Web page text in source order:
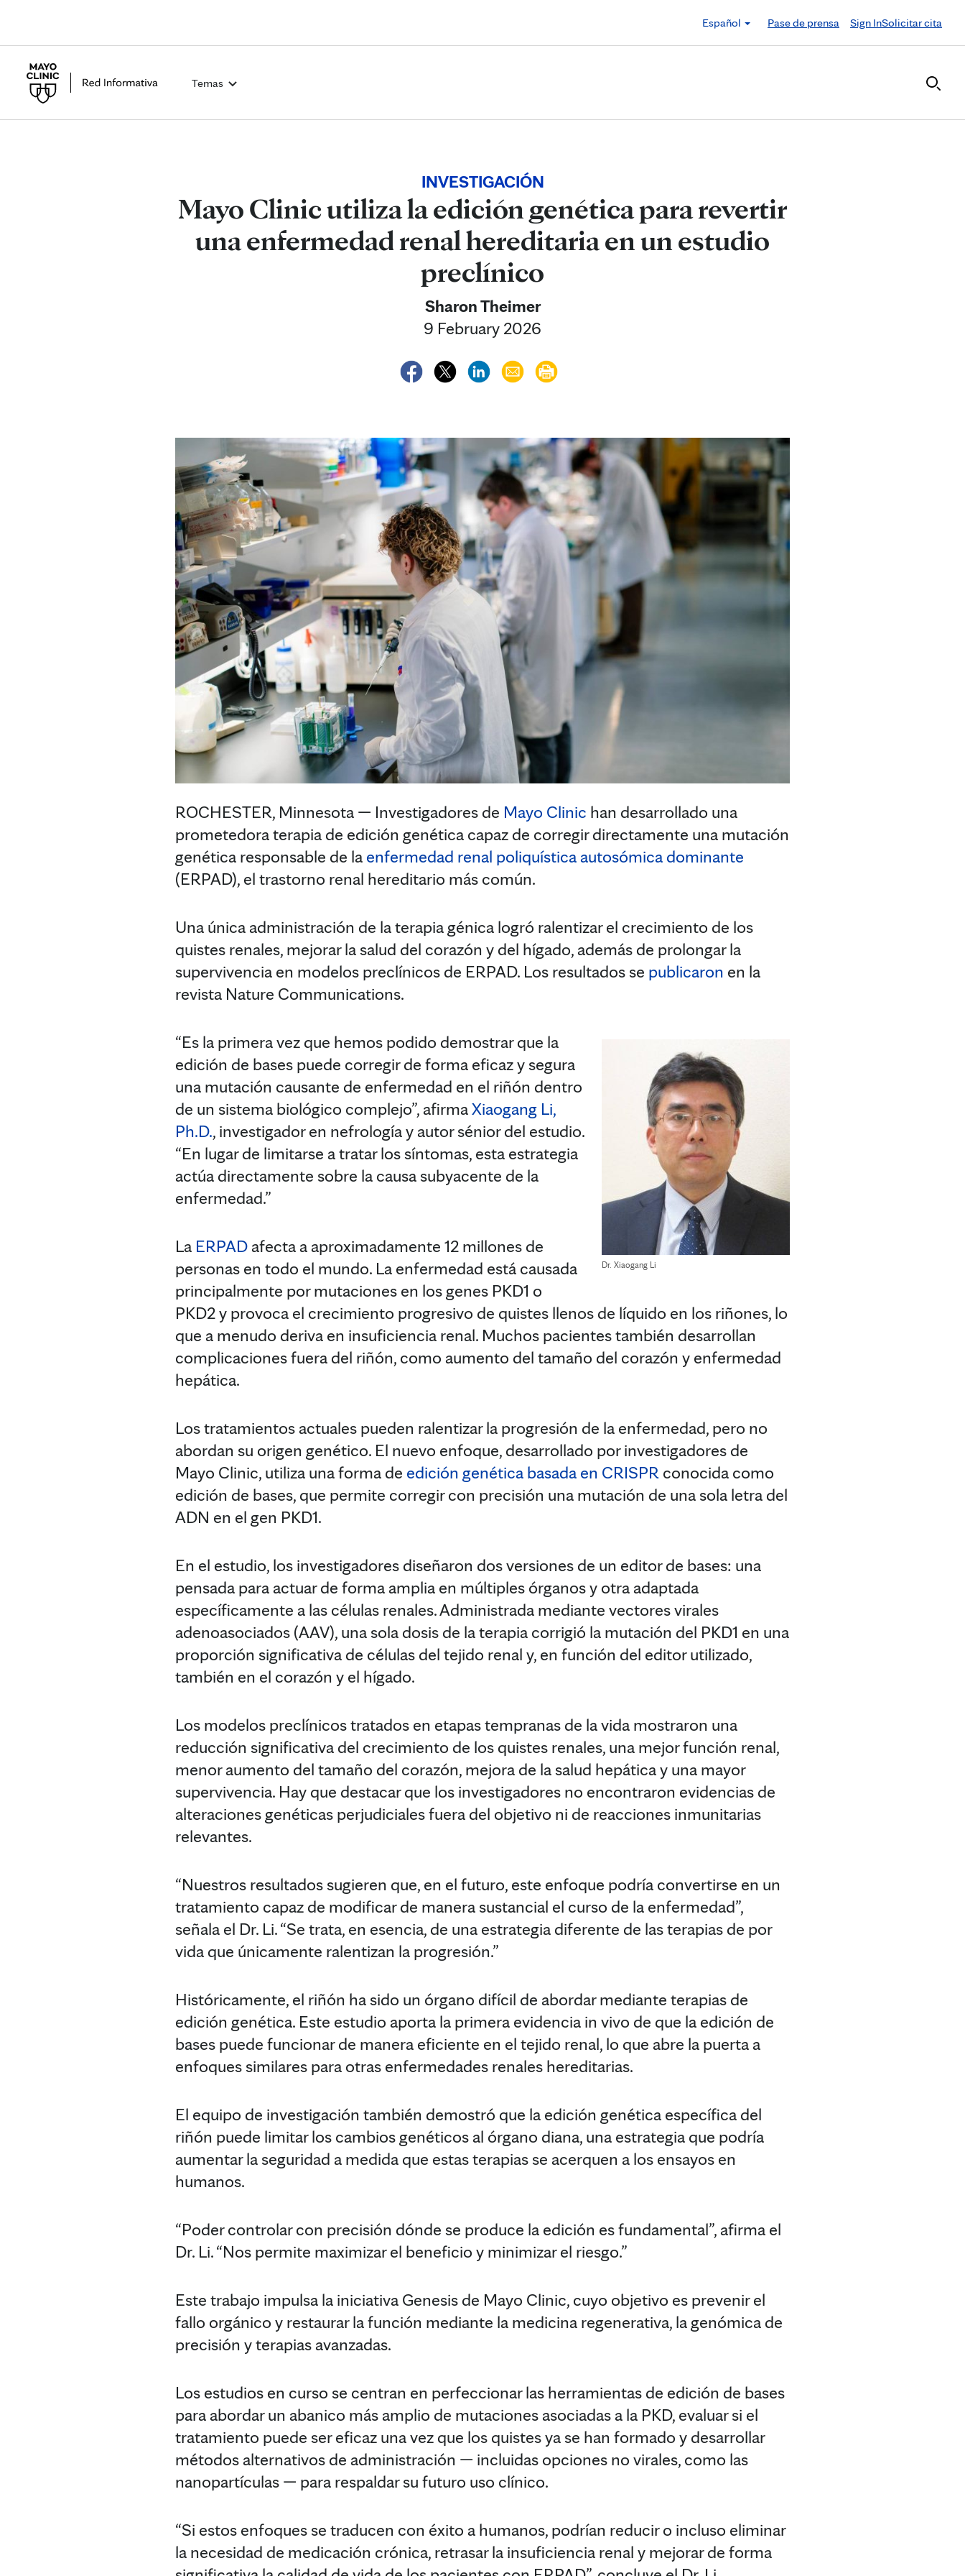
Español
Pase de prensa Sign InSolicitar cita
Temas
INVESTIGACIÓN
Mayo Clinic utiliza la edición genética para revertir
una enfermedad renal hereditaria en un estudio
preclínico
Sharon Theimer
9 February 2026
ROCHESTER, Minnesota — Investigadores de Mayo Clinic han desarrollado una
prometedora terapia de edición genética capaz de corregir directamente una mutación
genética responsable de la enfermedad renal poliquística autosómica dominante
(ERPAD), el trastorno renal hereditario más común.
Una única administración de la terapia génica logró ralentizar el crecimiento de los
quistes renales, mejorar la salud del corazón y del hígado, además de prolongar la
supervivencia en modelos preclínicos de ERPAD. Los resultados se publicaron en la
revista Nature Communications.
Dr. Xiaogang Li
“Es la primera vez que hemos podido demostrar que la
edición de bases puede corregir de forma eficaz y segura
una mutación causante de enfermedad en el riñón dentro
de un sistema biológico complejo”, afirmaXiaogang Li,
Ph.D., investigador en nefrología y autor sénior del estudio.
“En lugar de limitarse a tratar los síntomas, esta estrategia
actúa directamente sobre la causa subyacente de la
enfermedad.”
La ERPAD afecta a aproximadamente 12 millones de
personas en todo el mundo. La enfermedad está causada
principalmente por mutaciones en los genes PKD1 o
PKD2 y provoca el crecimiento progresivo de quistes llenos de líquido en los riñones, lo
que a menudo deriva en insuficiencia renal. Muchos pacientes también desarrollan
complicaciones fuera del riñón, como aumento del tamaño del corazón y enfermedad
hepática.
Los tratamientos actuales pueden ralentizar la progresión de la enfermedad, pero no
abordan su origen genético. El nuevo enfoque, desarrollado por investigadores de
Mayo Clinic, utiliza una forma de edición genética basada en CRISPR conocida como
edición de bases, que permite corregir con precisión una mutación de una sola letra del
ADN en el gen PKD1.
En el estudio, los investigadores diseñaron dos versiones de un editor de bases: una
pensada para actuar de forma amplia en múltiples órganos y otra adaptada
específicamente a las células renales. Administrada mediante vectores virales
adenoasociados (AAV), una sola dosis de la terapia corrigió la mutación del PKD1 en una
proporción significativa de células del tejido renal y, en función del editor utilizado,
también en el corazón y el hígado.
Los modelos preclínicos tratados en etapas tempranas de la vida mostraron una
reducción significativa del crecimiento de los quistes renales, una mejor función renal,
menor aumento del tamaño del corazón, mejora de la salud hepática y una mayor
supervivencia. Hay que destacar que los investigadores no encontraron evidencias de
alteraciones genéticas perjudiciales fuera del objetivo ni de reacciones inmunitarias
relevantes.
“Nuestros resultados sugieren que, en el futuro, este enfoque podría convertirse en un
tratamiento capaz de modificar de manera sustancial el curso de la enfermedad”,
señala el Dr. Li. “Se trata, en esencia, de una estrategia diferente de las terapias de por
vida que únicamente ralentizan la progresión.”
Históricamente, el riñón ha sido un órgano difícil de abordar mediante terapias de
edición genética. Este estudio aporta la primera evidencia in vivo de que la edición de
bases puede funcionar de manera eficiente en el tejido renal, lo que abre la puerta a
enfoques similares para otras enfermedades renales hereditarias.
El equipo de investigación también demostró que la edición genética específica del
riñón puede limitar los cambios genéticos al órgano diana, una estrategia que podría
aumentar la seguridad a medida que estas terapias se acerquen a los ensayos en
humanos.
“Poder controlar con precisión dónde se produce la edición es fundamental”, afirma el
Dr. Li. “Nos permite maximizar el beneficio y minimizar el riesgo.”
Este trabajo impulsa la iniciativa Genesis de Mayo Clinic, cuyo objetivo es prevenir el
fallo orgánico y restaurar la función mediante la medicina regenerativa, la genómica de
precisión y terapias avanzadas.
Los estudios en curso se centran en perfeccionar las herramientas de edición de bases
para abordar un abanico más amplio de mutaciones asociadas a la PKD, evaluar si el
tratamiento puede ser eficaz una vez que los quistes ya se han formado y desarrollar
métodos alternativos de administración — incluidas opciones no virales, como las
nanopartículas — para respaldar su futuro uso clínico.
“Si estos enfoques se traducen con éxito a humanos, podrían reducir o incluso eliminar
la necesidad de medicación crónica, retrasar la insuficiencia renal y mejorar de forma